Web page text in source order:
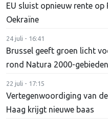
EU sluist opnieuw rente
Oekraïne
24 juli - 16:41
Brussel geeft groen licht
rond Natura 2000-gebieden
22 juli - 17:15
Vertegenwoordiging van
Haag krijgt nieuwe baas